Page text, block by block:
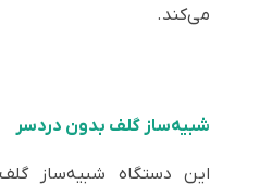
می‌کند.
شبیه‌ساز گلف بدون دردسر
این دستگاه شبیه‌ساز